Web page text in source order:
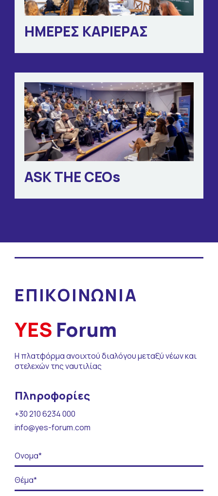
ΗΜΕΡΕΣ ΚΑΡΙΕΡΑΣ
ASK THE CEOs
ΕΠΙΚΟΙΝΩΝΙΑ
YES Forum
Η πλατφόρμα ανοιχτού διαλόγου μεταξύ νέων και
στελεχών της ναυτιλίας
Πληροφορίες
+30 210 6234 000
info@yes-forum.com